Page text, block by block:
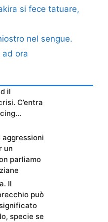
si fece tatuare,
nel sengue.
ad ora
il
C’entra
aggressioni
un
parliamo
Il
può
specie se